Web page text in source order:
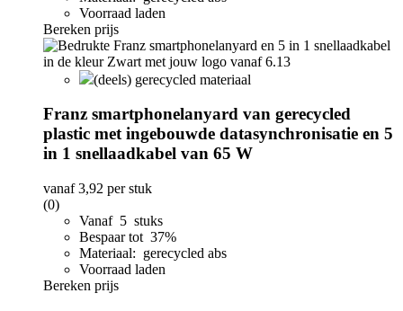
Voorraad laden
Bereken prijs
(deels) gerecycled materiaal
Franz smartphonelanyard van gerecycled
plastic met ingebouwde datasynchronisatie en 5
in 1 snellaadkabel van 65 W
vanaf3,92 per stuk
(0)
Vanaf 5 stuks
Bespaar tot 37%
Materiaal: gerecycled abs
Voorraad laden
Bereken prijs